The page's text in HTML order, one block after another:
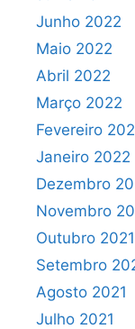
Junho 2022
Maio 2022
Abril 2022
Março 2022
Fevereiro
Janeiro 2022
Dezembro
Novembro
Outubro 2021
Setembro
Agosto 2021
Julho 2021